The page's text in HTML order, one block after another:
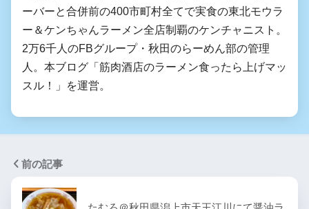
ーバーと合併前の400市町村全てで実食の東北モウラ
ー＆ケンちゃんラーメン全店制覇のケンチャニスト。
2万6千人のFBグループ・秋田のらーめん部の管理
人。本ブログ「筋肉酒店のラーメン食ったら上げマッ
スル！」を運営。
前の記事